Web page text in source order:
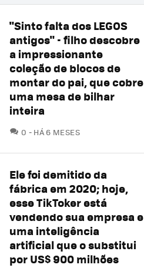
"Sinto falta dos LEGOS
antigos" - filho descobre
a impressionante
coleção de blocos de
montar do pai, que cobre
uma mesa de bilhar
inteira
0 COMENTÁRIOS
HÁ 6 MESES
Ele foi demitido da
fábrica em 2020; hoje,
esse TikToker está
vendendo sua empresa e
uma inteligência
artificial que o substitui
por US$ 900 milhões